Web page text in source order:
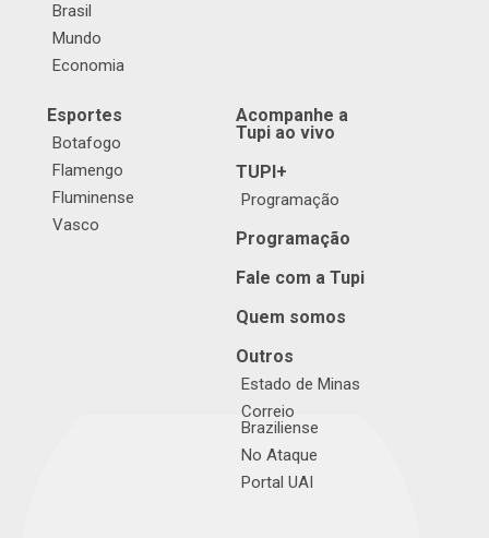
Brasil
Mundo
Economia
Esportes
Botafogo
Flamengo
Fluminense
Vasco
Acompanhe a
Tupi ao vivo
TUPI+
Programação
Programação
Fale com a Tupi
Quem somos
Outros
Estado de Minas
Correio
Braziliense
No Ataque
Portal UAI